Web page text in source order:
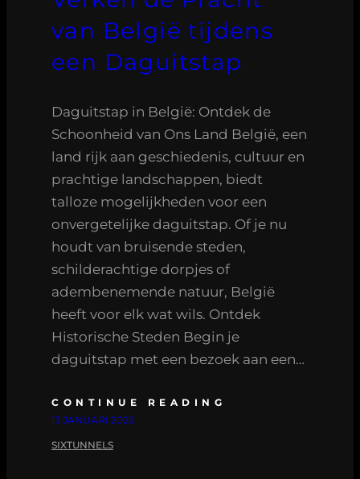
van België tijdens
een Daguitstap
Daguitstap in België: Ontdek de
Schoonheid van Ons Land België, een
land rijk aan geschiedenis, cultuur en
prachtige landschappen, biedt
talloze mogelijkheden voor een
onvergetelijke daguitstap. Of je nu
houdt van bruisende steden,
schilderachtige dorpjes of
adembenemende natuur, België
heeft voor elk wat wils. Ontdek
Historische Steden Begin je
daguitstap met een bezoek aan een…
CONTINUE READING
13 JANUARI 2025
SIXTUNNELS